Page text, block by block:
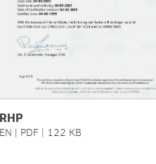
RHP
EN PDF 122 KB